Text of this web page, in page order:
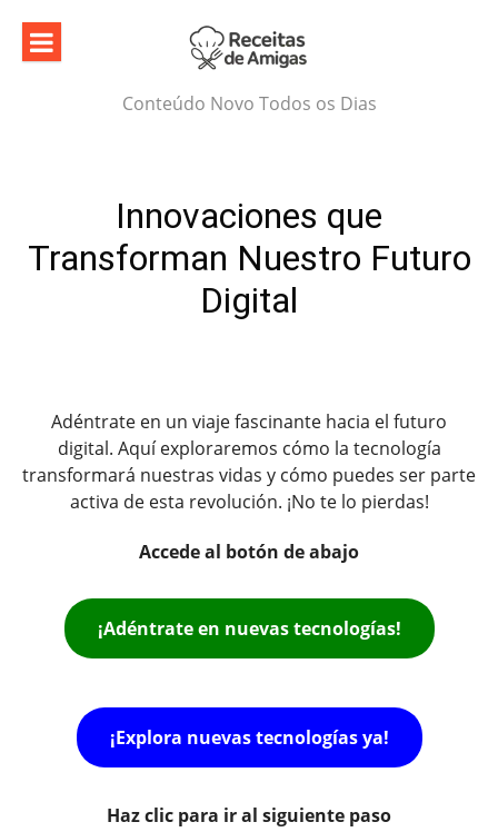
content
Conteúdo Novo Todos os Dias
Innovaciones que
Transforman Nuestro Futuro
Digital
Adéntrate en un viaje fascinante hacia el futuro
digital. Aquí exploraremos cómo la tecnología
transformará nuestras vidas y cómo puedes ser parte
activa de esta revolución. ¡No te lo pierdas!
Accede al botón de abajo
¡Adéntrate en nuevas tecnologías!
¡Explora nuevas tecnologías ya!
Haz clic para ir al siguiente paso